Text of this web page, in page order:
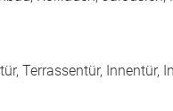
Terrassentür, Innentür,